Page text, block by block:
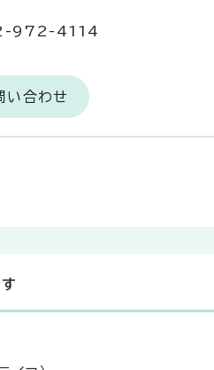
972-4114
い合わせ